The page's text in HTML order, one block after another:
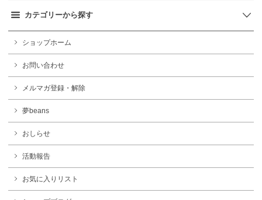
カテゴリーから探す
ショップホーム
お問い合わせ
メルマガ登録・解除
夢beans
おしらせ
活動報告
お気に入りリスト